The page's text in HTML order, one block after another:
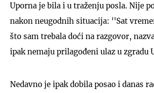
Uporna je bila i u traženju posla. Nije
nakon neugodnih situacija: ''Sat
što sam trebala doći na razgovor,
ipak nemaju prilagođeni ulaz u zgradu
Nedavno je ipak dobila posao i danas